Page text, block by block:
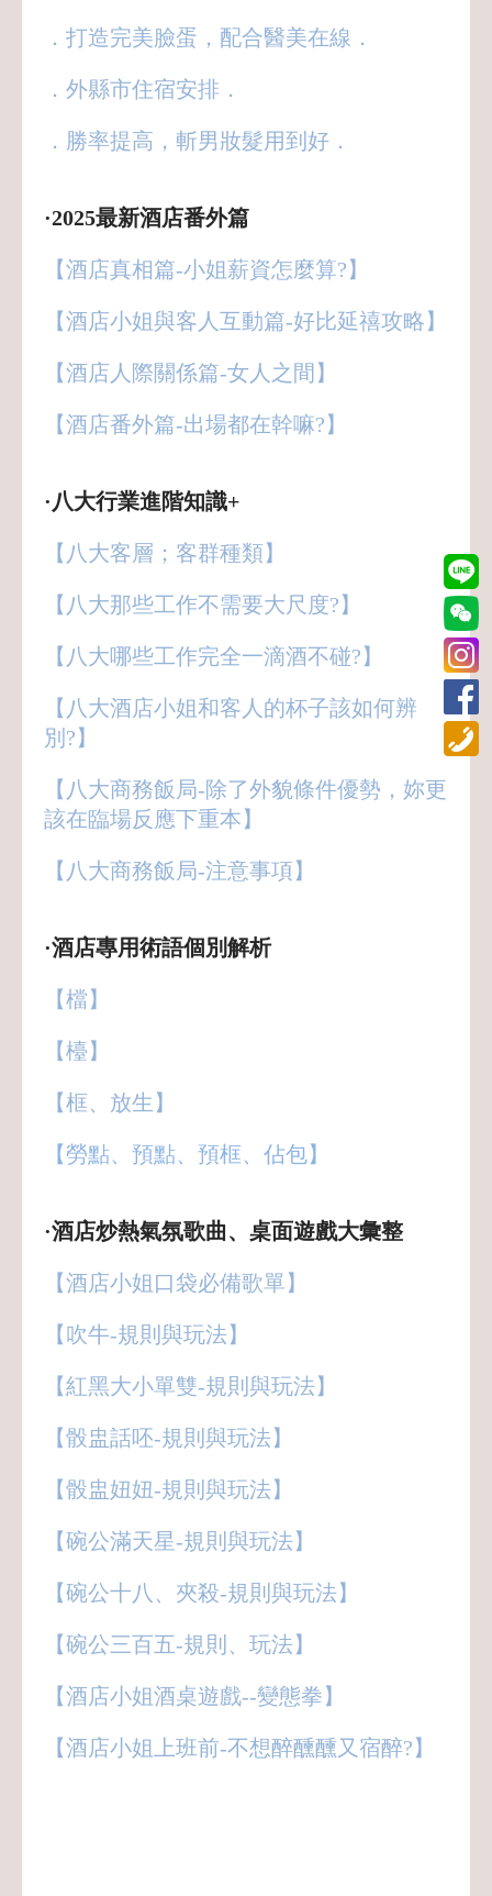
．打造完美臉蛋，配合醫美在線．
．外縣市住宿安排．
．勝率提高，斬男妝髮用到好．
·2025最新酒店番外篇
【酒店真相篇-小姐薪資怎麼算?】
【酒店小姐與客人互動篇-好比延禧攻略】
【酒店人際關係篇-女人之間】
【酒店番外篇-出場都在幹嘛?】
·八大行業進階知識+
【八大客層；客群種類】
【八大那些工作不需要大尺度?】
【八大哪些工作完全一滴酒不碰?】
【八大酒店小姐和客人的杯子該如何辨
別?】
【八大商務飯局-除了外貌條件優勢，妳更
該在臨場反應下重本】
【八大商務飯局-注意事項】
·酒店專用術語個別解析
【檔】
【檯】
【框、放生】
【勞點、預點、預框、佔包】
·酒店炒熱氣氛歌曲、桌面遊戲大彙整
【酒店小姐口袋必備歌單】
【吹牛-規則與玩法】
【紅黑大小單雙-規則與玩法】
【骰盅話呸-規則與玩法】
【骰盅妞妞-規則與玩法】
【碗公滿天星-規則與玩法】
【碗公十八、夾殺-規則與玩法】
【碗公三百五-規則、玩法】
【酒店小姐酒桌遊戲--變態拳】
【酒店小姐上班前-不想醉醺醺又宿醉?】